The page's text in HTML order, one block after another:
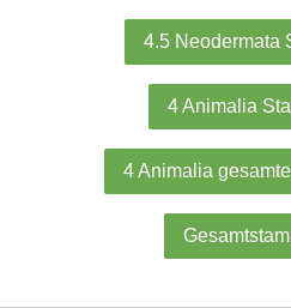
4.5 Neodermata
4 Animalia
4 Animalia